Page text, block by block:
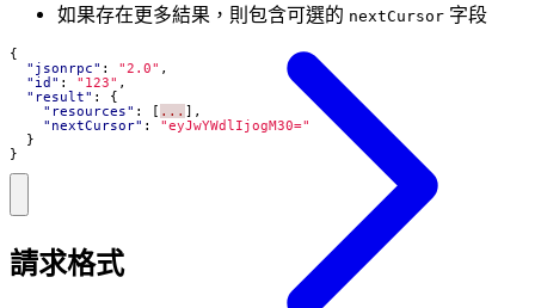
如果存在更多結果，則包含可選的 nextCursor 字段
{
"jsonrpc" : "2.0" ,
"id" : "123" ,
"result" :
{
"resources" : [ ... ],
"nextCursor" :
"eyJwYWdlIjogM30="
}
}
請求格式